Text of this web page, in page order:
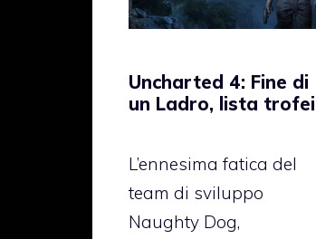
Uncharted 4: Fine di
un Ladro, lista trofei
L’ennesima fatica del
team di sviluppo
Naughty Dog,